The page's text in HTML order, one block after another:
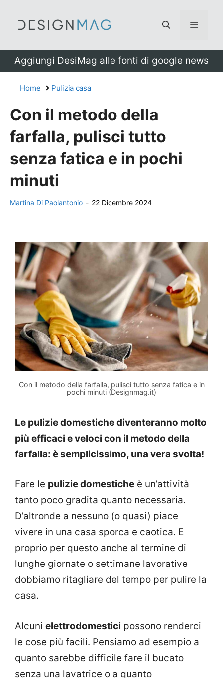
Menu
Aggiungi DesiMag alle fonti di google news
Home Pulizia casa
Con il metodo della
farfalla, pulisci tutto
senza fatica e in pochi
minuti
Martina Di Paolantonio - 22 Dicembre 2024
Con il metodo della farfalla, pulisci tutto senza fatica e in
pochi minuti (Designmag.it)
Le pulizie domestiche diventeranno molto
più efficaci e veloci con il metodo della
farfalla: è semplicissimo, una vera svolta!
Fare le pulizie domestiche è un’attività
tanto poco gradita quanto necessaria.
D’altronde a nessuno (o quasi) piace
vivere in una casa sporca e caotica. E
proprio per questo anche al termine di
lunghe giornate o settimane lavorative
dobbiamo ritagliare del tempo per pulire la
casa.
Alcuni elettrodomestici possono renderci
le cose più facili. Pensiamo ad esempio a
quanto sarebbe difficile fare il bucato
senza una lavatrice o a quanto